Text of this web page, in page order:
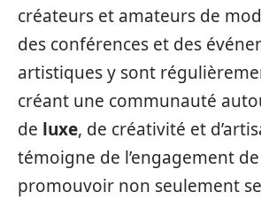
créateurs et amateurs de
des conférences et des
artistiques y sont
créant une communauté
de luxe, de créativité et
témoigne de l’engagement
promouvoir non seulement